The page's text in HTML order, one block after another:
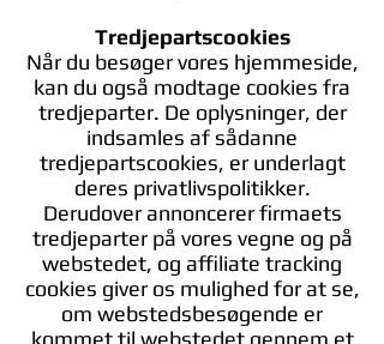
Tredjepartscookies
Når du besøger vores hjemmeside,
kan du også modtage cookies fra
tredjeparter. De oplysninger, der
indsamles af sådanne
tredjepartscookies, er underlagt
deres privatlivspolitikker.
Derudover annoncerer firmaets
tredjeparter på vores vegne og på
webstedet, og affiliate tracking
cookies giver os mulighed for at se,
om webstedsbesøgende er
kommet til webstedet gennem et